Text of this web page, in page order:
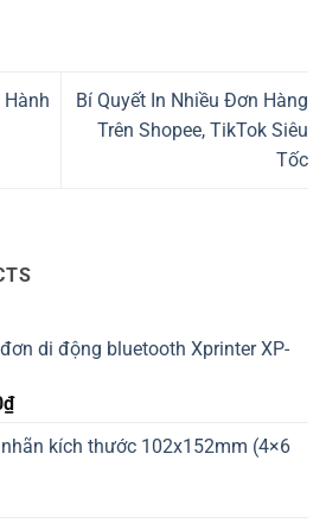
Bí Quyết In Nhiều Đơn Hàng
Trên Shopee, TikTok Siêu
Tốc
di động bluetooth Xprinter XP-
₫
kích thước 102x152mm (4×6